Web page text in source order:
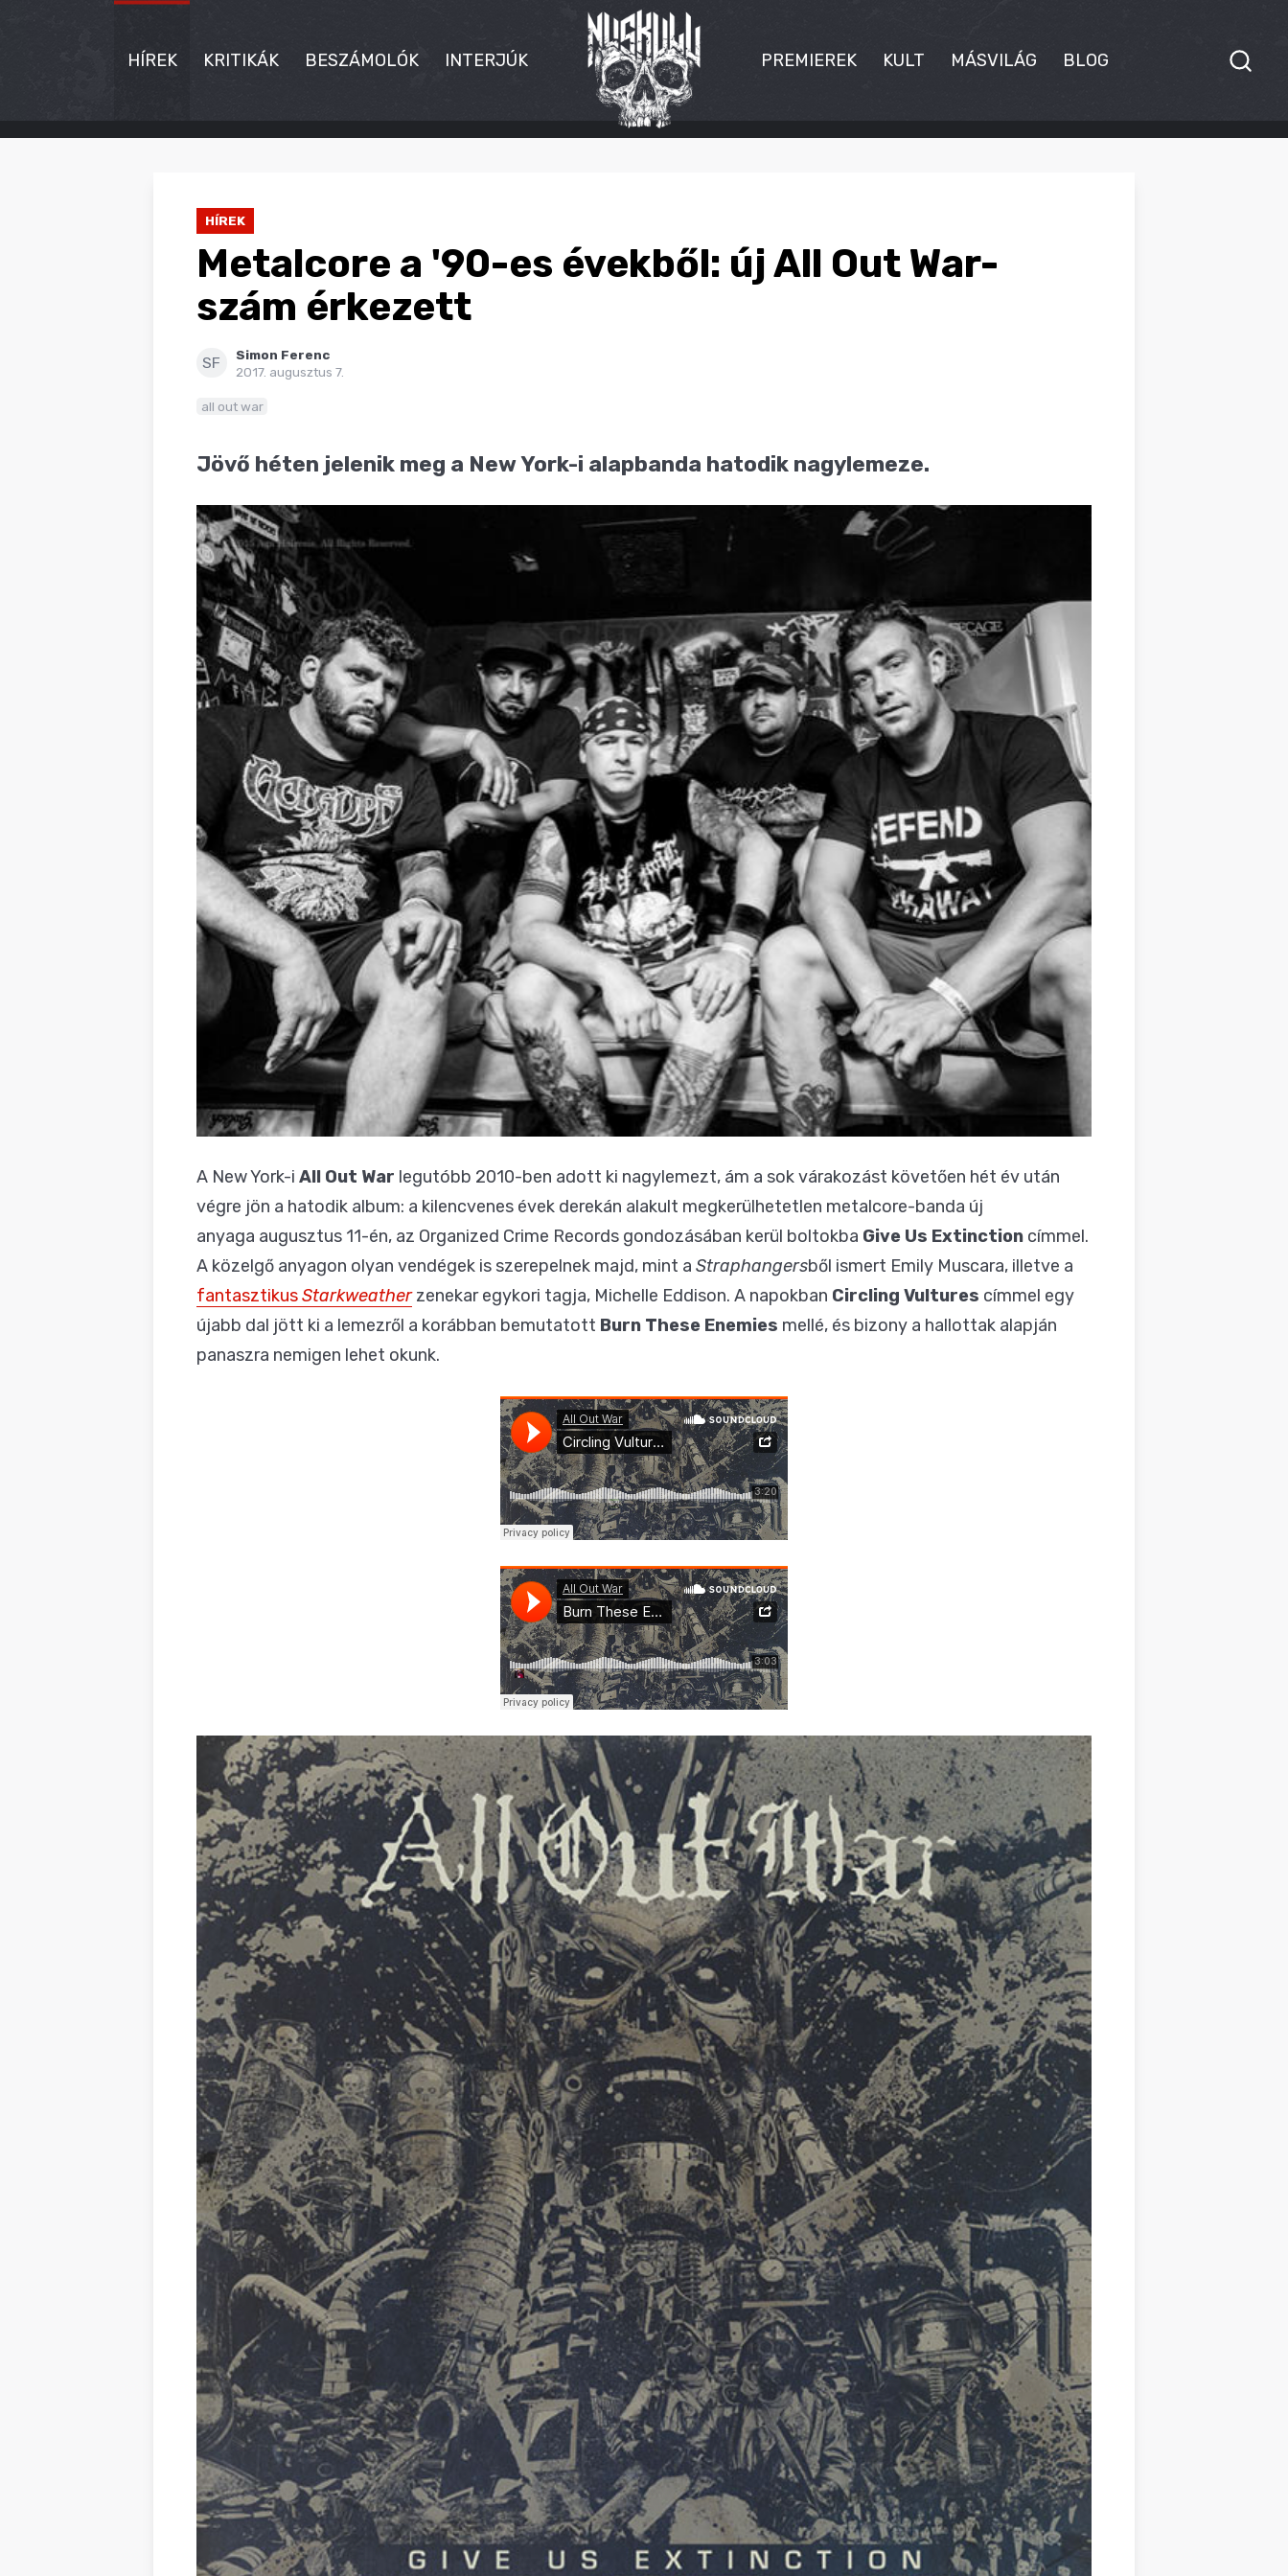
HÍREK KRITIKÁK BESZÁMOLÓK INTERJÚK PREMIEREK KULT MÁSVILÁG BLOG
HÍREK
HÍREK
Metalcore a '90-es évekből: új All Out War-
szám érkezett
SF
Simon Ferenc
2017. augusztus 7.
all out war
Jövő héten jelenik meg a New York-i alapbanda hatodik nagylemeze.
A New York-i All Out War legutóbb 2010-ben adott ki nagylemezt, ám a sok várakozást követően hét év után
végre jön a hatodik album: a kilencvenes évek derekán alakult megkerülhetetlen metalcore-banda új
anyaga augusztus 11-én, az Organized Crime Records gondozásában kerül boltokba Give Us Extinction címmel.
A közelgő anyagon olyan vendégek is szerepelnek majd, mint a Straphangersből ismert Emily Muscara, illetve a
fantasztikusStarkweatherzenekar egykori tagja, Michelle Eddison. A napokban Circling Vultures címmel egy
újabb dal jött ki a lemezről a korábban bemutatott Burn These Enemies mellé, és bizony a hallottak alapján
panaszra nemigen lehet okunk.